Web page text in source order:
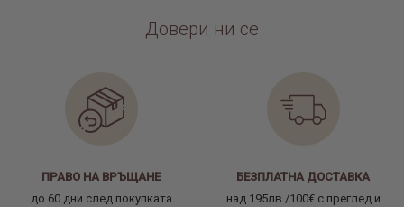
Довери ни се
ПРАВО НА ВРЪЩАНЕ
до 60 дни след покупката
БЕЗПЛАТНА ДОСТАВКА
над 195лв./100€ с преглед и